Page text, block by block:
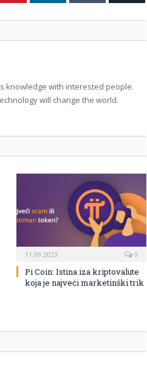
knowledge with interested people.
will change the world.
11.09.2023 0
Pi Coin: Istina iza kriptovalute
koja je najveći marketinški trik